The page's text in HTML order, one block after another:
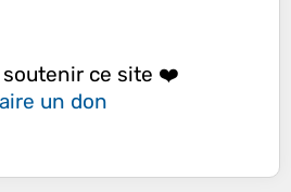
soutenir ce site ❤️
un don